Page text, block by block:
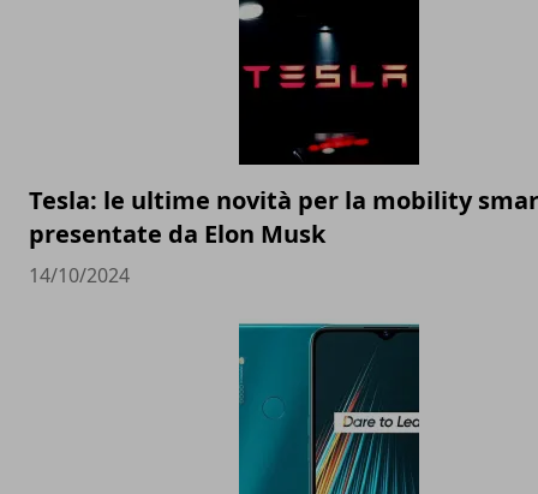
Tesla: le ultime novità per la mobility
presentate da Elon Musk
14/10/2024